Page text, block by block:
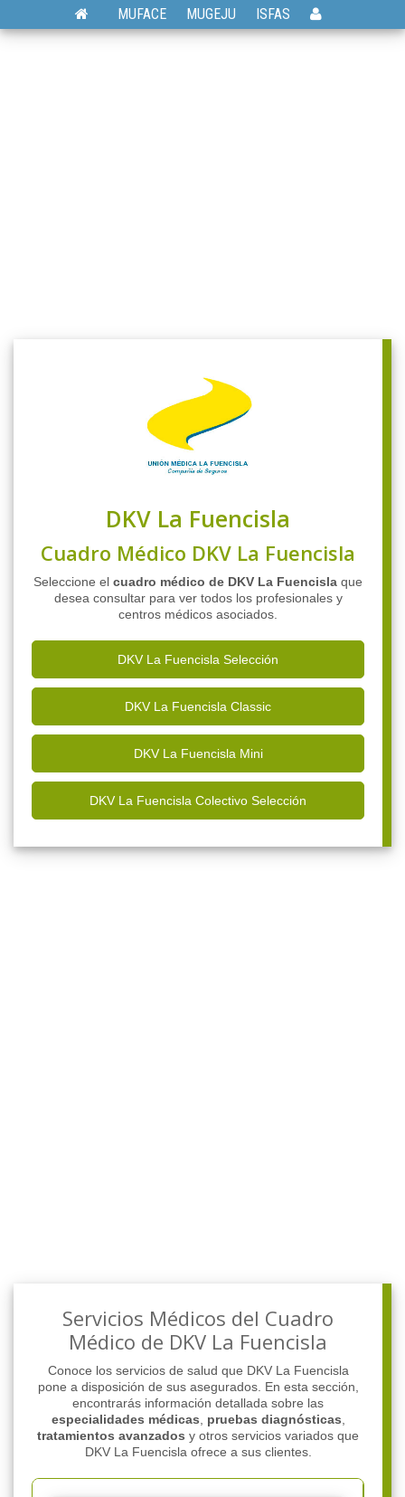
MUFACE MUGEJU ISFAS
DKV La Fuencisla
Cuadro Médico DKV La Fuencisla
Seleccione el cuadro médico de DKV La Fuencisla que
desea consultar para ver todos los profesionales y
centros médicos asociados.
DKV La Fuencisla Selección
DKV La Fuencisla Classic
DKV La Fuencisla Mini
DKV La Fuencisla Colectivo Selección
Servicios Médicos del Cuadro
Médico de DKV La Fuencisla
Conoce los servicios de salud que DKV La Fuencisla
pone a disposición de sus asegurados. En esta sección,
encontrarás información detallada sobre las
especialidades médicas
pruebas diagnósticas
tratamientos avanzados y otros servicios variados que
DKV La Fuencisla ofrece a sus clientes.